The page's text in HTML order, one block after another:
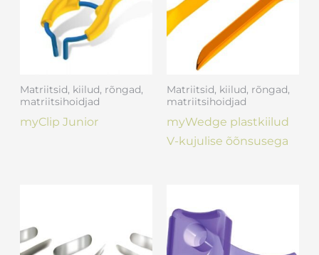
Matriitsid, kiilud, rõngad,
matriitsihoidjad
myClip Junior
Matriitsid, kiilud, rõngad,
matriitsihoidjad
myWedge plastkiilud
V-kujulise õõnsusega